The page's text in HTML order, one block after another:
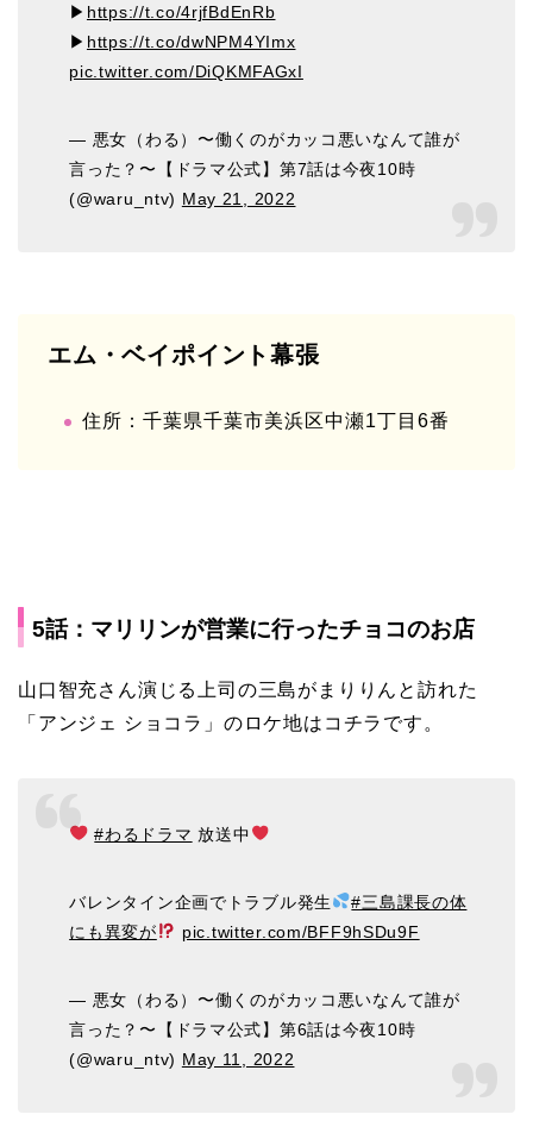
▶︎ https://t.co/4rjfBdEnRb
▶︎ https://t.co/dwNPM4YImx
pic.twitter.com/DiQKMFAGxI
— 悪女（わる）〜働くのがカッコ悪いなんて誰が
言った？〜【ドラマ公式】第7話は今夜10時
(@waru_ntv) May 21, 2022
エム・ベイポイント幕張
住所：千葉県千葉市美浜区中瀬1丁目6番
5話：マリリンが営業に行ったチョコのお店
山口智充さん演じる上司の三島がまりりんと訪れた
「アンジェ ショコラ」のロケ地はコチラです。
#わるドラマ 放送中
バレンタイン企画でトラブル発生
#三島課長の体
にも異変が
pic.twitter.com/BFF9hSDu9F
— 悪女（わる）〜働くのがカッコ悪いなんて誰が
言った？〜【ドラマ公式】第6話は今夜10時
(@waru_ntv) May 11, 2022